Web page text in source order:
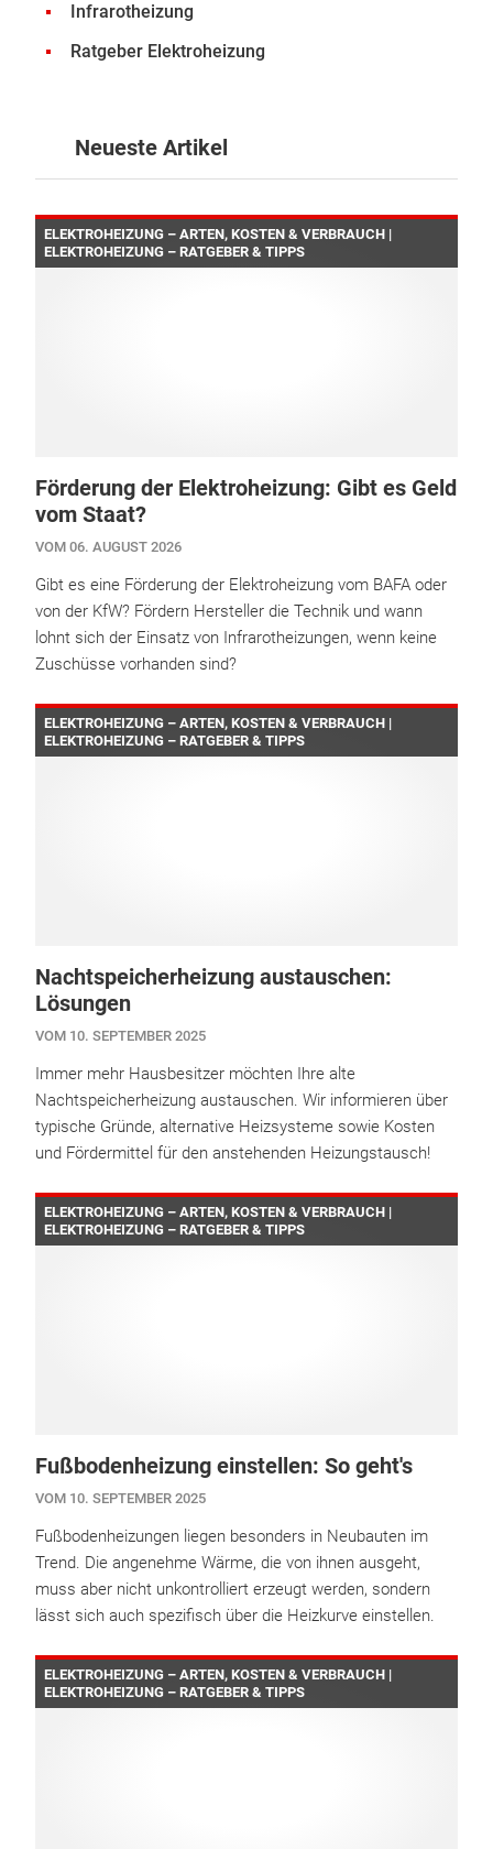
Infrarotheizung
Ratgeber Elektroheizung
Neueste Artikel
ELEKTROHEIZUNG – ARTEN, KOSTEN & VERBRAUCH |
ELEKTROHEIZUNG – RATGEBER & TIPPS
Förderung der Elektroheizung: Gibt es Geld
vom Staat?
VOM 06. AUGUST 2026
Gibt es eine Förderung der Elektroheizung vom BAFA oder
von der KfW? Fördern Hersteller die Technik und wann
lohnt sich der Einsatz von Infrarotheizungen, wenn keine
Zuschüsse vorhanden sind?
ELEKTROHEIZUNG – ARTEN, KOSTEN & VERBRAUCH |
ELEKTROHEIZUNG – RATGEBER & TIPPS
Nachtspeicherheizung austauschen:
Lösungen
VOM 10. SEPTEMBER 2025
Immer mehr Hausbesitzer möchten Ihre alte
Nachtspeicherheizung austauschen. Wir informieren über
typische Gründe, alternative Heizsysteme sowie Kosten
und Fördermittel für den anstehenden Heizungstausch!
ELEKTROHEIZUNG – ARTEN, KOSTEN & VERBRAUCH |
ELEKTROHEIZUNG – RATGEBER & TIPPS
Fußbodenheizung einstellen: So geht's
VOM 10. SEPTEMBER 2025
Fußbodenheizungen liegen besonders in Neubauten im
Trend. Die angenehme Wärme, die von ihnen ausgeht,
muss aber nicht unkontrolliert erzeugt werden, sondern
lässt sich auch spezifisch über die Heizkurve einstellen.
ELEKTROHEIZUNG – ARTEN, KOSTEN & VERBRAUCH |
ELEKTROHEIZUNG – RATGEBER & TIPPS